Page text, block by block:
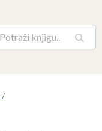
Pretraga
/